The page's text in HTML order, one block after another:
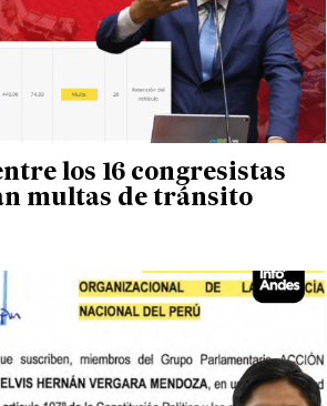
los 16 congresistas
multas de tránsito